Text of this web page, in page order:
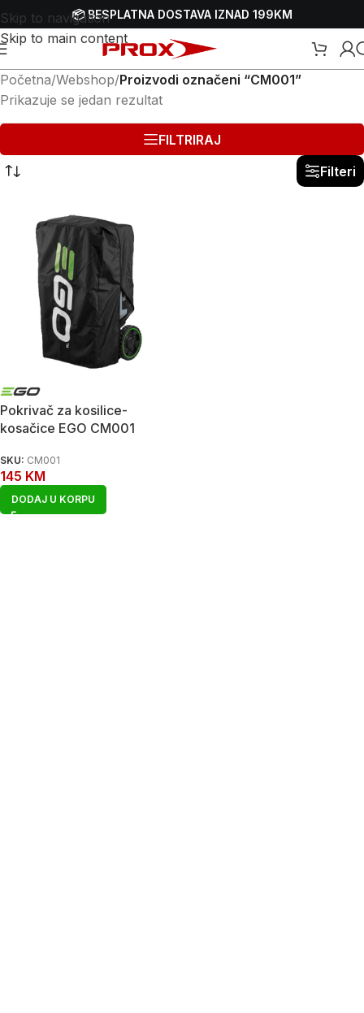
Skip to navigation
Skip to main content
📦 BESPLATNA DOSTAVA IZNAD 199KM
Početna/Webshop/Proizvodi označeni “CM001”
Prikazuje se jedan rezultat
FILTRIRAJ
Filteri
Pokrivač za kosilice-
kosačice EGO CM001
SKU: CM001
145 KM
DODAJ U KORPU